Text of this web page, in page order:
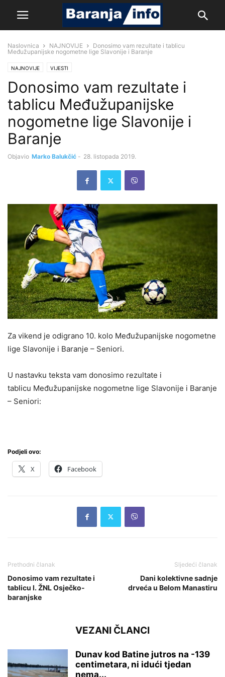
Naslovnica NAJNOVIJE
Donosimo vam rezultate i tablicu
Međužupanijske nogometne lige Slavonije i Baranje
NAJNOVIJE VIJESTI
Donosimo vam rezultate i
tablicu Međužupanijske
nogometne lige Slavonije i
Baranje
Objavio Marko Balukčić - 28. listopada 2019.
Za vikend je odigrano 10. kolo Međužupanijske nogometne
lige Slavonije i Baranje – Seniori.
U nastavku teksta vam donosimo rezultate i
tablicu Međužupanijske nogometne lige Slavonije i Baranje
– Seniori:
Podjeli ovo:
X Facebook
Prethodni članak
Donosimo vam rezultate i
tablicu I. ŽNL Osječko-
baranjske
Sljedeći članak
Dani kolektivne sadnje
drveća u Belom Manastiru
VEZANI ČLANCI
Dunav kod Batine jutros na -139
centimetara, ni idući tjedan
nema...